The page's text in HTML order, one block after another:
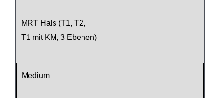
MRT Hals (T1, T2,
T1 mit KM, 3 Ebenen)
Medium